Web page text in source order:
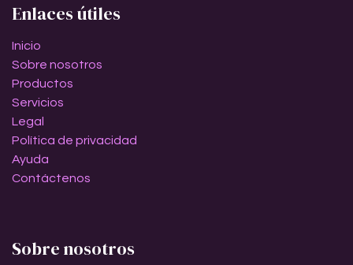
Enlaces útiles
Inicio
Sobre nosotros
Productos
Servicios
Legal
Política de privacidad
Ayuda
Contáctenos
Sobre nosotros